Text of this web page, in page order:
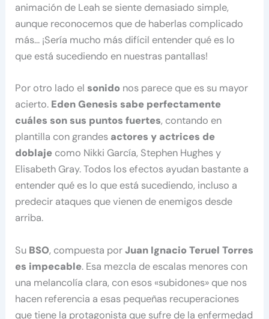
animación de Leah se siente demasiado simple,
aunque reconocemos que de haberlas complicado
más… ¡Sería mucho más difícil entender qué es lo
que está sucediendo en nuestras pantallas!
Por otro lado elsonido nos parece que es su mayor
acierto. Eden Genesis sabe perfectamente
cuáles son sus puntos fuertes, contando en
plantilla con grandes actores y actrices de
doblaje como Nikki García, Stephen Hughes y
Elisabeth Gray. Todos los efectos ayudan bastante a
entender qué es lo que está sucediendo, incluso a
predecir ataques que vienen de enemigos desde
arriba.
Su BSO, compuesta porJuan Ignacio Teruel Torres
es impecable. Esa mezcla de escalas menores con
una melancolía clara, con esos «subidones» que nos
hacen referencia a esas pequeñas recuperaciones
que tiene la protagonista que sufre de la enfermedad